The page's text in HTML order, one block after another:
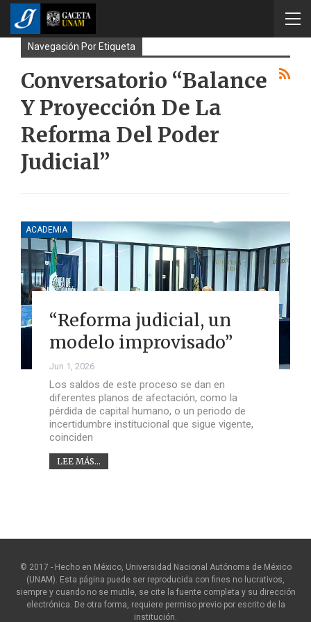
Navegación Por Etiqueta
Conversatorio “Balance
Y Proyección De La
Reforma Del Poder
Judicial”
ACADEMIA
“Reforma judicial, un
modelo improvisado”
Jun 1, 2026
Los saldos de este proceso se dan en
diferentes planos de afectación, como la
pérdida de capital humano, o un periodo de
incertidumbre institucional que sigue vigente,
coinciden
LEE MÁS...
© 2017 - Hecho en México, Universidad Nacional Autónoma de México
(UNAM). Esta página puede ser reproducida con fines no lucrativos,
siempre y cuando no se mutile, se cite la fuente completa y su dirección
electrónica. De otra forma, requiere permiso previo por escrito de la
institución.